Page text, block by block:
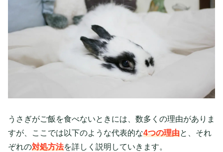
うさぎがご飯を食べないときには、数多くの理由がありま
すが、ここでは以下のような代表的な4つの理由と、それ
ぞれの対処方法を詳しく説明していきます。